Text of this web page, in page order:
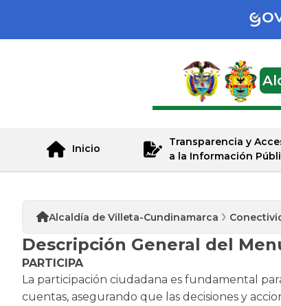
Inicio
Transparencia y
a la Información
Alcaldía de Villeta-Cundinamarca
Descripción General del
PARTICIPA
La participación ciudadana es fundamental
cuentas, asegurando que las decisiones y